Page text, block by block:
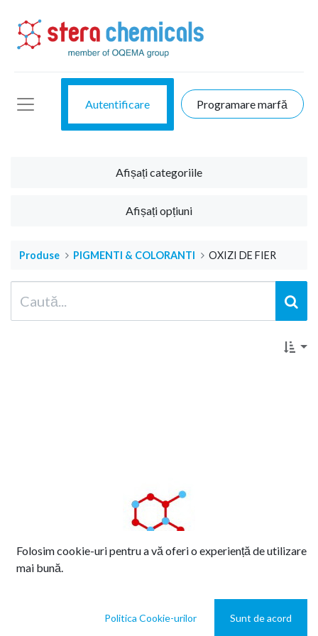
Autentificare Programare marfă
Afișați categoriile
Afișați opțiuni
Produse PIGMENTI & COLORANTI OXIZI DE FIER
Folosim cookie-uri pentru a vă oferi o experiență de utilizare
mai bună.
Politica Cookie-urilor Sunt de acord